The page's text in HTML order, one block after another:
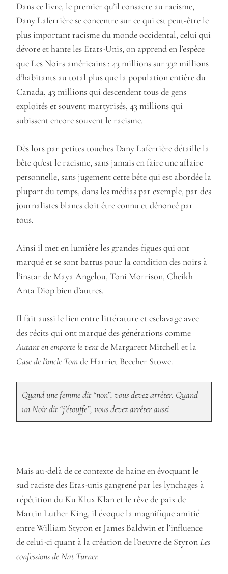
Dans ce livre, le premier qu’il consacre au racisme,
Dany Laferrière se concentre sur ce qui est peut-être le
plus important racisme du monde occidental, celui qui
dévore et hante les Etats-Unis, on apprend en l’espèce
que Les Noirs américains : 43 millions sur 332 millions
d’habitants au total plus que la population entière du
Canada, 43 millions qui descendent tous de gens
exploités et souvent martyrisés, 43 millions qui
subissent encore souvent le racisme.
Dès lors par petites touches Dany Laferrière détaille la
bête qu’est le racisme, sans jamais en faire une affaire
personnelle, sans jugement cette bête qui est abordée la
plupart du temps, dans les médias par exemple, par des
journalistes blancs doit être connu et dénoncé par
tous.
Ainsi il met en lumière les grandes figues qui ont
marqué et se sont battus pour la condition des noirs à
l’instar de Maya Angelou, Toni Morrison, Cheikh
Anta Diop bien d’autres.
Il fait aussi le lien entre littérature et esclavage avec
des récits qui ont marqué des générations comme
Autant en emporte le ventde Margarett Mitchell et la
Case de l’oncle Tomde Harriet Beecher Stowe.
Quand une femme dit “non”, vous devez arrêter. Quand
un Noir dit “j’étouffe”, vous devez arrêter aussi
Mais au-delà de ce contexte de haine en évoquant le
sud raciste des Etas-unis gangrené par les lynchages à
répétition du Ku Klux Klan et le rêve de paix de
Martin Luther King, il évoque la magnifique amitié
entre William Styron et James Baldwin et l’influence
de celui-ci quant à la création de l’oeuvre de StyronLes
confessions de Nat Turner.